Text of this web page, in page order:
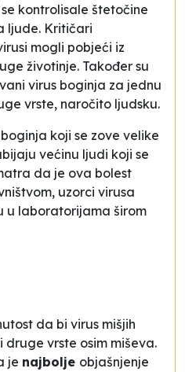
kontrolisale štetočine
ljude. Kritičari
mogli pobjeći iz
životinje. Također su
virus boginja za jednu
vrste, naročito ljudsku.
koji se zove velike
većinu ljudi koji se
da je ova bolest
uzorci virusa
u laboratorijama širom
da bi virus mišjih
vrste osim miševa.
je najbolje objašnjenje